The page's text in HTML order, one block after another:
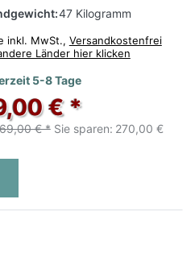
Offenbach und
47 Kilogramm
inkl. MwSt., Versandkostenfrei
Länder hier klicken
5-8 Tage
€ *
€ * Sie sparen: 270,00 €